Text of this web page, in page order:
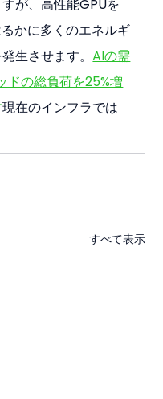
が、高性能GPUを
かに多くのエネルギ
生させます。AIの需
ドの総負荷を25%増
現在のインフラでは
すべて表示